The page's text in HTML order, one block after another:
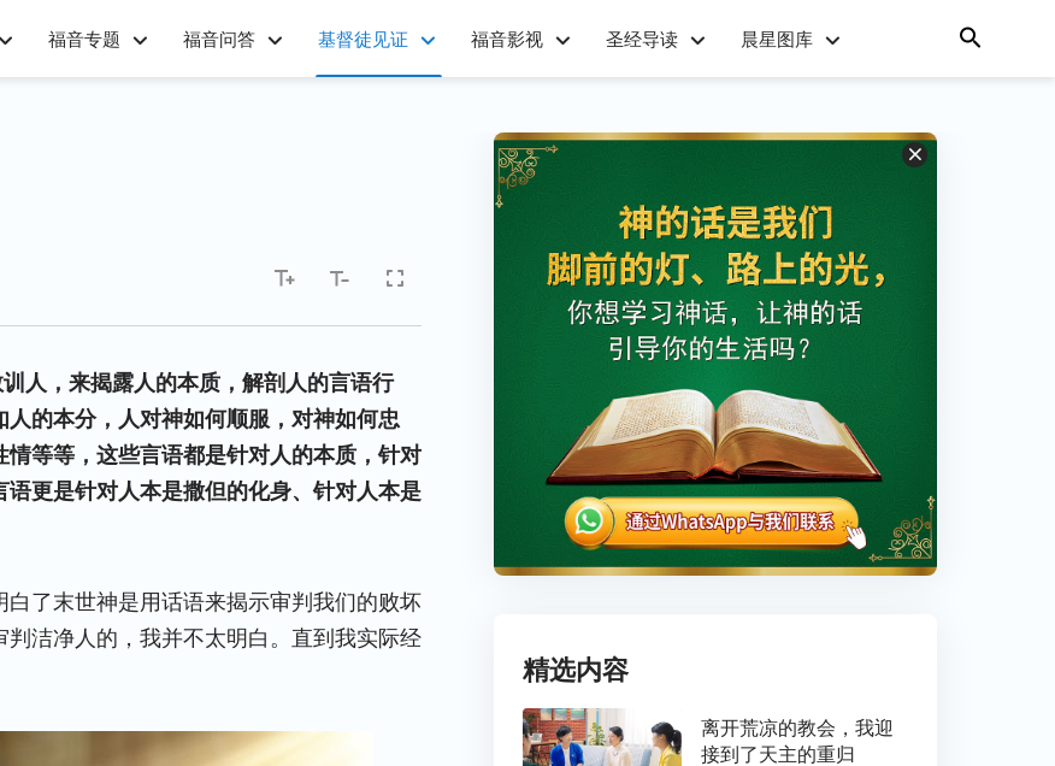
福音专题 福音问答 基督徒见证 福音影视 圣经导读 晨星图库
人，来揭露人的本质，解剖人的言语行
的本分，人对神如何顺服，对神如何忠
等等，这些言语都是针对人的本质，针对
更是针对人本是撒但的化身、针对人本是
了末世神是用话语来揭示审判我们的败坏
洁净人的，我并不太明白。直到我实际经
精选内容
离开荒凉的教会，我迎
接到了天主的重归